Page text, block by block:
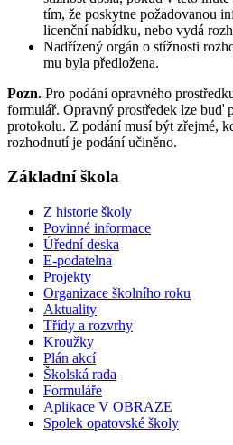
tím, že poskytne požadovanou
licenční nabídku, nebo vydá
Nadřízený orgán o stížnosti
mu byla předložena.
Pozn. Pro podání opravného
formulář. Opravný prostředek lze buď
protokolu. Z podání musí být zřejmé,
rozhodnutí je podání učiněno.
Základní škola
Z historie školy
Povinné informace
Úřední deska
E-podatelna
Projekty
Organizace školního roku
Aktuality
Třídy a rozvrhy
Kroužky
Plán akcí
Školská rada
Formuláře
Aplikace V OBRAZE
Spolek opatovské školy